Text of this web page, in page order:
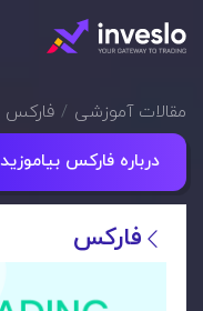
مقالات آموزشی فارکس
درباره فارکس بیاموزید
فارکس